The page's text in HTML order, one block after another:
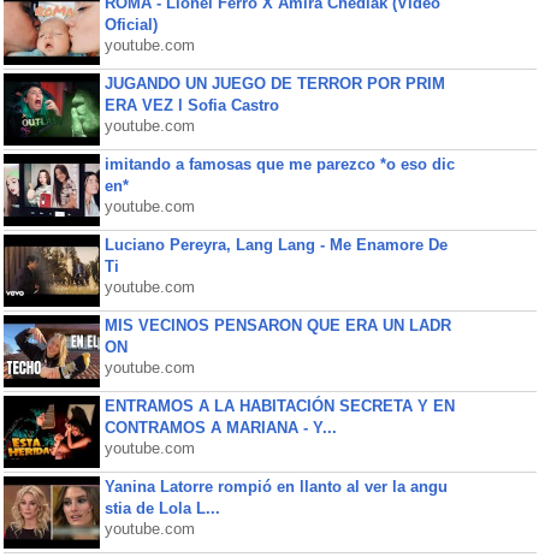
Oficial)
youtube.com
JUGANDO UN JUEGO DE TERROR POR PRIM
ERA VEZ l Sofia Castro
youtube.com
imitando a famosas que me parezco *o eso dic
en*
youtube.com
Luciano Pereyra, Lang Lang - Me Enamore De
Ti
youtube.com
MIS VECINOS PENSARON QUE ERA UN LADR
ON
youtube.com
ENTRAMOS A LA HABITACIÓN SECRETA Y EN
CONTRAMOS A MARIANA - Y...
youtube.com
Yanina Latorre rompió en llanto al ver la angu
stia de Lola L...
youtube.com